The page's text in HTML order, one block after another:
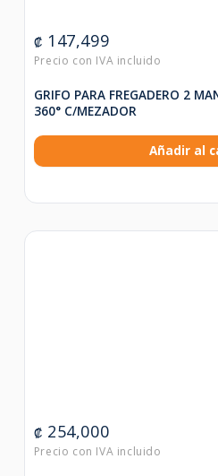
₡ 147,499
GRIFO PARA FREGADERO 2
360° C/MEZADOR
Añadir al
₡ 254,000